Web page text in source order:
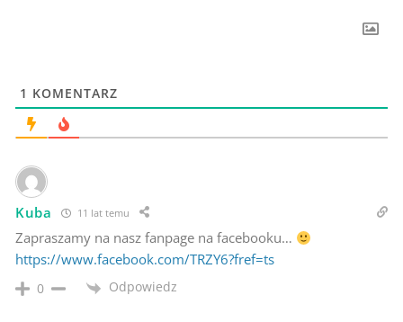
1 KOMENTARZ
Kuba 11 lat temu
Zapraszamy na nasz fanpage na facebooku…
https://www.facebook.com/TRZY6?fref=ts
0 Odpowiedz